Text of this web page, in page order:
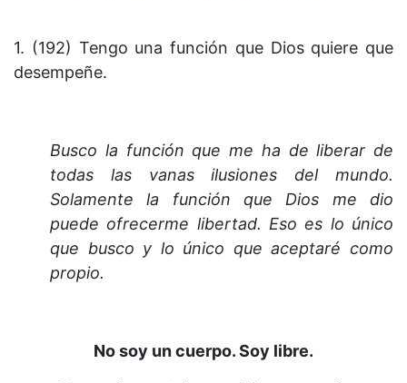
1. (192) Tengo una función que Dios quiere que
desempeñe.
Busco la función que me ha de liberar de
todas las vanas ilu­siones del mundo.
Solamente la función que Dios me dio
puede ofrecerme libertad. Eso es lo único
que busco y lo único que aceptaré como
propio.
No soy un cuerpo. Soy libre.